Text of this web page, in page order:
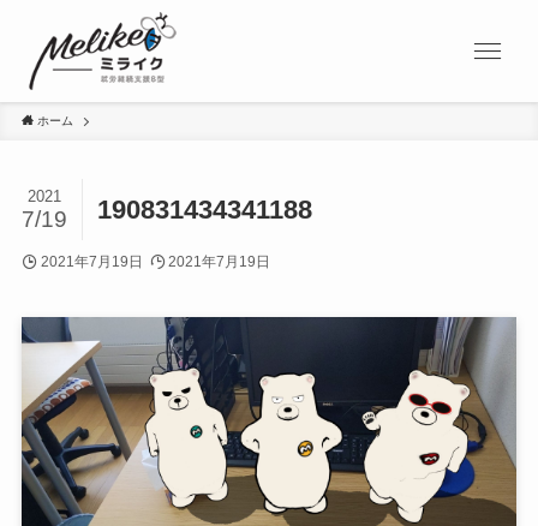
ホーム
190831434341188
2021
7/19
2021年7月19日 2021年7月19日